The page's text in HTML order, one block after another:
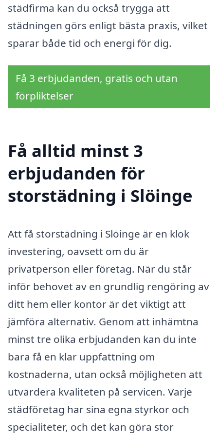
städfirma kan du också trygga att
städningen görs enligt bästa praxis, vilket
sparar både tid och energi för dig.
Få 3 erbjudanden, gratis och utan
förpliktelser
Få alltid minst 3
erbjudanden för
storstädning i Slöinge
Att få storstädning i Slöinge är en klok
investering, oavsett om du är
privatperson eller företag. När du står
inför behovet av en grundlig rengöring av
ditt hem eller kontor är det viktigt att
jämföra alternativ. Genom att inhämtna
minst tre olika erbjudanden kan du inte
bara få en klar uppfattning om
kostnaderna, utan också möjligheten att
utvärdera kvaliteten på servicen. Varje
städföretag har sina egna styrkor och
specialiteter, och det kan göra stor